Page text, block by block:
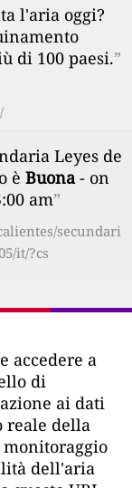
l'aria oggi?
di 100 paesi.”
Leyes de
è Buona- on
am”
secundari
it/?cs
accedere a
di
ai dati
reale della
dell'aria